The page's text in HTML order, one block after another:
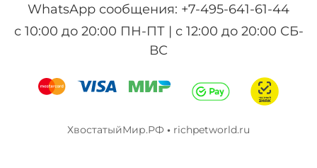
WhatsApp сообщения: +7-495-641-61-44
с 10:00 до 20:00 ПН-ПТ | с 12:00 до 20:00 СБ-
ВС
ХвостатыйМир.РФ • richpetworld.ru